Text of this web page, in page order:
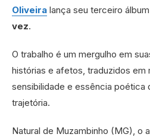
Oliveira lança seu terceiro
vez.
O trabalho é um mergulho em
histórias e afetos, traduzidos em
sensibilidade e essência poética
trajetória.
Natural de Muzambinho (MG), o